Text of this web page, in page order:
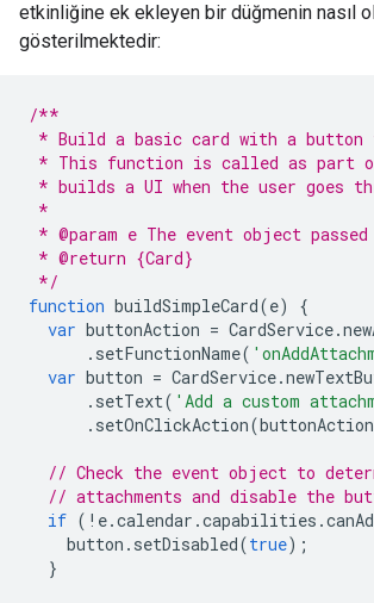
etkinliğine ek ekleyen bir düğmenin nasıl
gösterilmektedir:
/**
* Build a basic card with a button
* This function is called as part
* builds a UI when the user goes
*
* @param e The event object
* @return {Card}
*/
function buildSimpleCard(e)
{
var buttonAction = CardService.
. setFunctionName(
var button = CardService.
. setText( 'Add a custom
. setOnClickAction(buttonAction
// Check the event object to
// attachments and disable the
if ( ! e.calendar .capabilities .
button . setDisabled(true);
}